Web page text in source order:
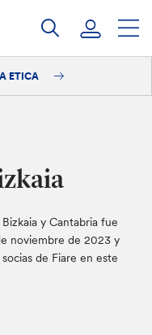
ETICA
y Cantabria fue
noviembre de 2023 y
de Fiare en este